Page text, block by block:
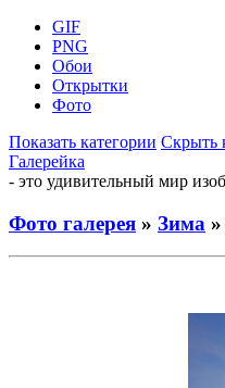
GIF
PNG
Обои
Открытки
Фото
Показать категории Скрыть
Галерейка
- это удивительный мир
Фото галерея » Зима